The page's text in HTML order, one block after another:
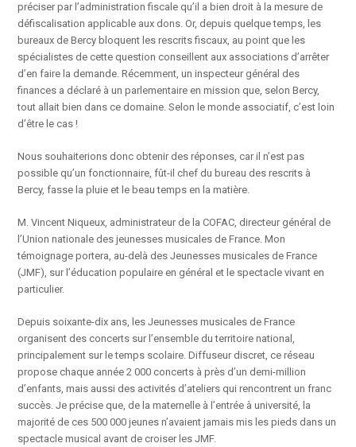
préciser par l’administration fiscale qu’il a bien droit à la mesure de
défiscalisation applicable aux dons. Or, depuis quelque temps, les
bureaux de Bercy bloquent les rescrits fiscaux, au point que les
spécialistes de cette question conseillent aux associations d’arrêter
d’en faire la demande. Récemment, un inspecteur général des
finances a déclaré à un parlementaire en mission que, selon Bercy,
tout allait bien dans ce domaine. Selon le monde associatif, c’est loin
d’être le cas !
Nous souhaiterions donc obtenir des réponses, car il n’est pas
possible qu’un fonctionnaire, fût-il chef du bureau des rescrits à
Bercy, fasse la pluie et le beau temps en la matière.
M. Vincent Niqueux, administrateur de la COFAC, directeur général de
l’Union nationale des jeunesses musicales de France. Mon
témoignage portera, au-delà des Jeunesses musicales de France
(JMF), sur l’éducation populaire en général et le spectacle vivant en
particulier.
Depuis soixante-dix ans, les Jeunesses musicales de France
organisent des concerts sur l’ensemble du territoire national,
principalement sur le temps scolaire. Diffuseur discret, ce réseau
propose chaque année 2 000 concerts à près d’un demi-million
d’enfants, mais aussi des activités d’ateliers qui rencontrent un franc
succès. Je précise que, de la maternelle à l’entrée à université, la
majorité de ces 500 000 jeunes n’avaient jamais mis les pieds dans un
spectacle musical avant de croiser les JMF.